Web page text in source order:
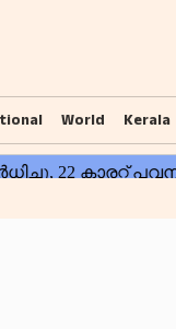
World Kerala